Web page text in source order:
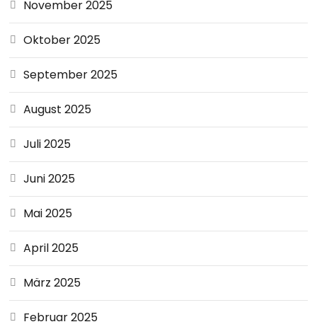
November 2025
Oktober 2025
September 2025
August 2025
Juli 2025
Juni 2025
Mai 2025
April 2025
März 2025
Februar 2025